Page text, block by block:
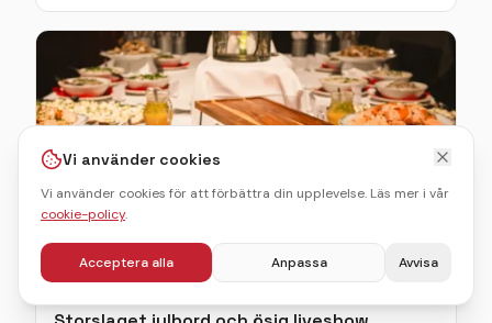
svenska traditionella rätter Glöggmingel med snacks
Sill / lax / fisk Kallskuret Varma rätter som: Janssons,
julskinka & köttbullar Efterrätter och Gottebord
Vegetariska alternativ finns
Vi använder cookies
Vi använder cookies för att förbättra din upplevelse. Läs mer i vår
cookie-policy.
Acceptera alla Anpassa Avvisa